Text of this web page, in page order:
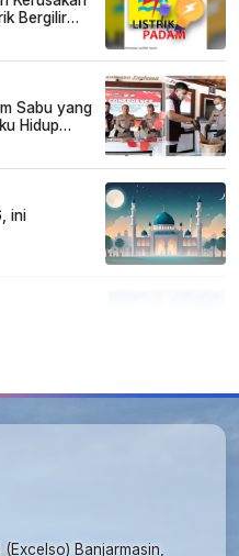
Bergilir
Sabu yang
Hidup
ini
Banjarmasin,